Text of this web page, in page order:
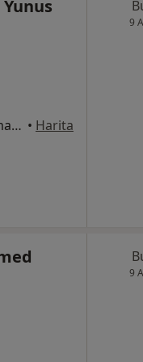
Yaşam Caddesi No:5 Söğütözü, Yenimahalle • Harita
9
9